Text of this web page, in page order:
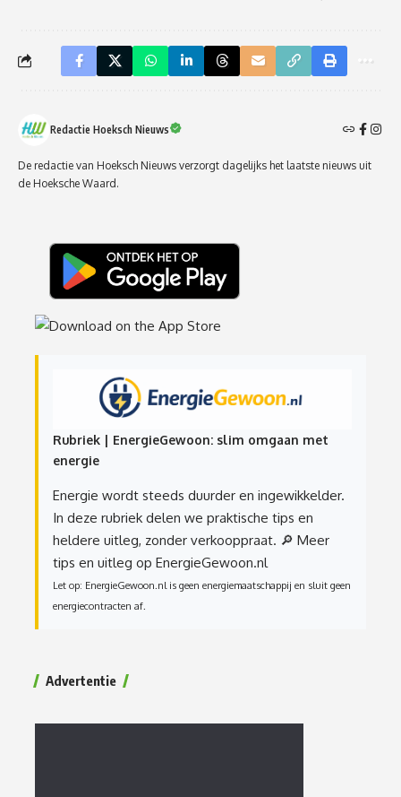
Redactie Hoeksch Nieuws
De redactie van Hoeksch Nieuws verzorgt dagelijks het laatste nieuws uit
de Hoeksche Waard.
Rubriek | EnergieGewoon: slim omgaan met
energie
Energie wordt steeds duurder en ingewikkelder.
In deze rubriek delen we praktische tips en
heldere uitleg, zonder verkooppraat. 🔎 Meer
tips en uitleg op EnergieGewoon.nl
Let op: EnergieGewoon.nl is geen energiemaatschappij en sluit geen
energiecontracten af.
Advertentie